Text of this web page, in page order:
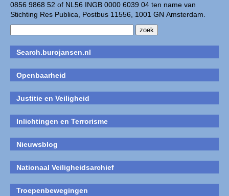
0856 9868 52 of NL56 INGB 0000 6039 04 ten name van
Stichting Res Publica, Postbus 11556, 1001 GN Amsterdam.
Search.burojansen.nl
Openbaarheid
Justitie en Veiligheid
Inlichtingen en Terrorisme
Nieuwsblog
Nationaal Veiligheidsarchief
Troepenbewegingen